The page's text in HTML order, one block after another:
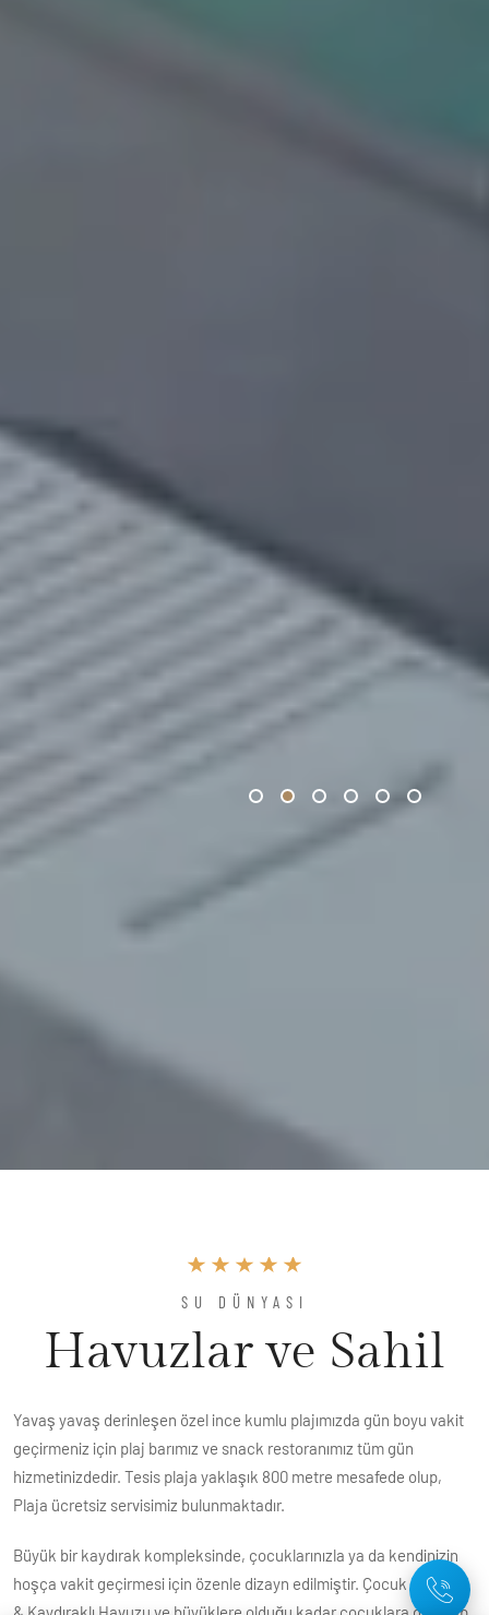
SU DÜNYASI
Havuzlar ve Sahil
Yavaş yavaş derinleşen özel ince kumlu plajımızda gün boyu vakit
geçirmeniz için plaj barımız ve snack restoranımız tüm gün
hizmetinizdedir. Tesis plaja yaklaşık 800 metre mesafede olup,
Plaja ücretsiz servisimiz bulunmaktadır.
Büyük bir kaydırak kompleksinde, çocuklarınızla ya da kendinizin
hoşça vakit geçirmesi için özenle dizayn edilmiştir. Çocuk Dünyası